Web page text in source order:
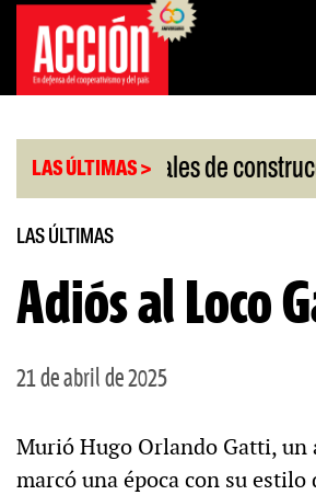
Saltar
contenido
LAS ÚLTIMAS >
de materiales de
LAS ÚLTIMAS
Adiós al Loco
21 de abril de 2025
Murió Hugo Orlando Gatti, un
marcó una época con su estilo